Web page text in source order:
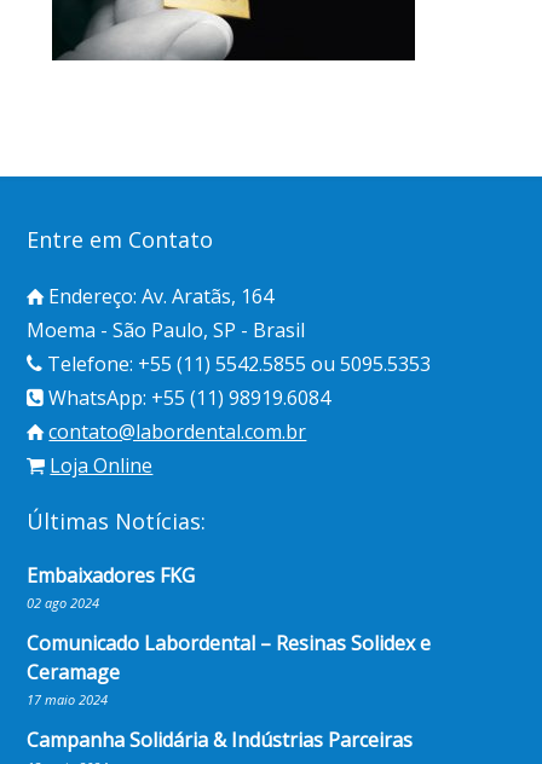
Entre em Contato
Endereço: Av. Aratãs, 164
Moema - São Paulo, SP - Brasil
Telefone: +55 (11) 5542.5855 ou 5095.5353
WhatsApp: +55 (11) 98919.6084
contato@labordental.com.br
Loja Online
Últimas Notícias:
Embaixadores FKG
02 ago 2024
Comunicado Labordental – Resinas Solidex e
Ceramage
17 maio 2024
Campanha Solidária & Indústrias Parceiras